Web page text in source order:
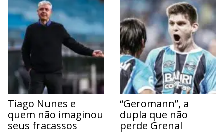
Tiago Nunes e
quem não imaginou
seus fracassos
“Geromann”, a
dupla que não
perde Grenal